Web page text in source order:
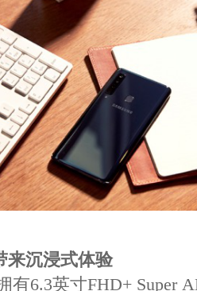
沉浸式体验
6.3英寸FHD+ Super